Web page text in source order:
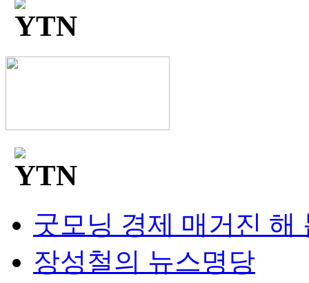
굿모닝 경제 매거진 해
장성철의 뉴스명당